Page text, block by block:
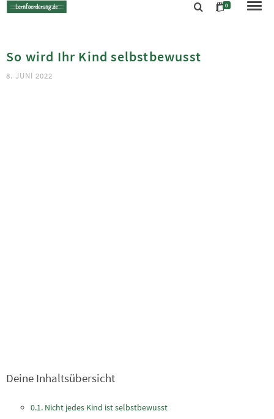
0
So wird Ihr Kind selbstbewusst
8. JUNI 2022
Deine Inhaltsübersicht
Nicht jedes Kind ist selbstbewusst